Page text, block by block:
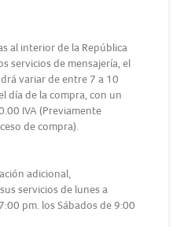
al interior de la República
servicios de mensajería, el
variar de entre 7 a 10
día de la compra, con un
IVA (Previamente
de compra).
adicional,
servicios de lunes a
pm. los Sábados de 9:00